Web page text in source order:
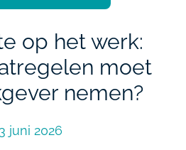
op het werk:
moet
nemen?
juni 2026